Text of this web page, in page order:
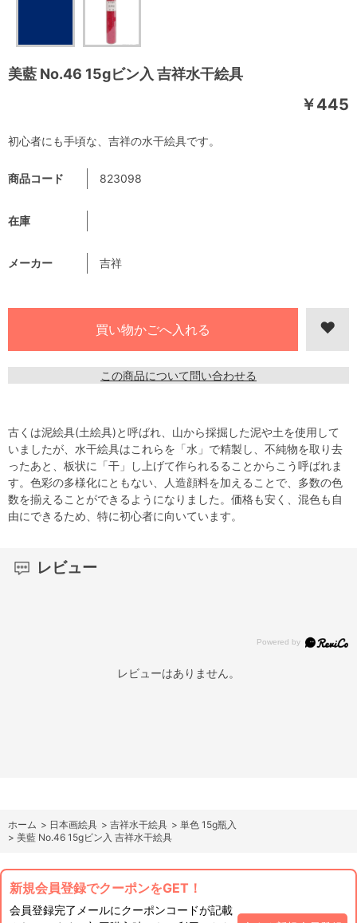
美藍 No.46 15gビン入 吉祥水干絵具
￥445
商品コード 823098
在庫
メーカー 吉祥
この商品について問い合わせる
初心者にも手頃な、吉祥の水干絵具です。
古くは泥絵具(土絵具)と呼ばれ、山から採掘した泥や土を使用して
いましたが、水干絵具はこれらを「水」で精製し、不純物を取り去
ったあと、板状に「干」し上げて作られるることからこう呼ばれま
す。色彩の多様化にともない、人造顔料を加えることで、多数の色
数を揃えることができるようになりました。価格も安く、混色も自
由にできるため、特に初心者に向いています。
レビュー
レビューはありません。
ホーム > 日本画絵具 > 吉祥水干絵具 > 単色 15g瓶入
> 美藍 No.46 15gビン入 吉祥水干絵具
新規会員登録でクーポンをGET！
会員登録完了メールにクーポンコードが記載